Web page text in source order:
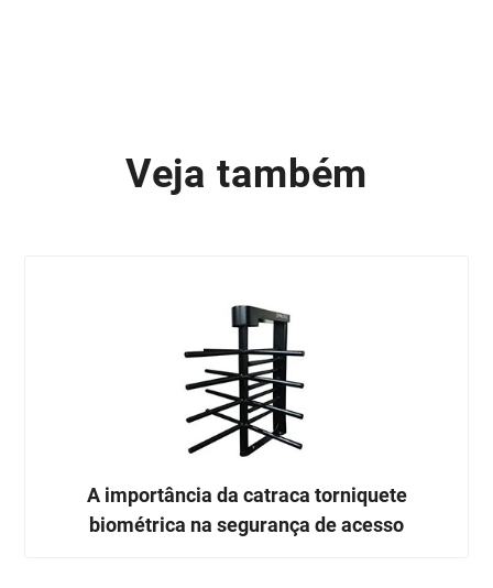
Veja também
A importância da catraca torniquete
biométrica na segurança de acesso